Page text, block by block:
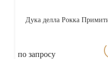
Дука делла Рокка
по запросу